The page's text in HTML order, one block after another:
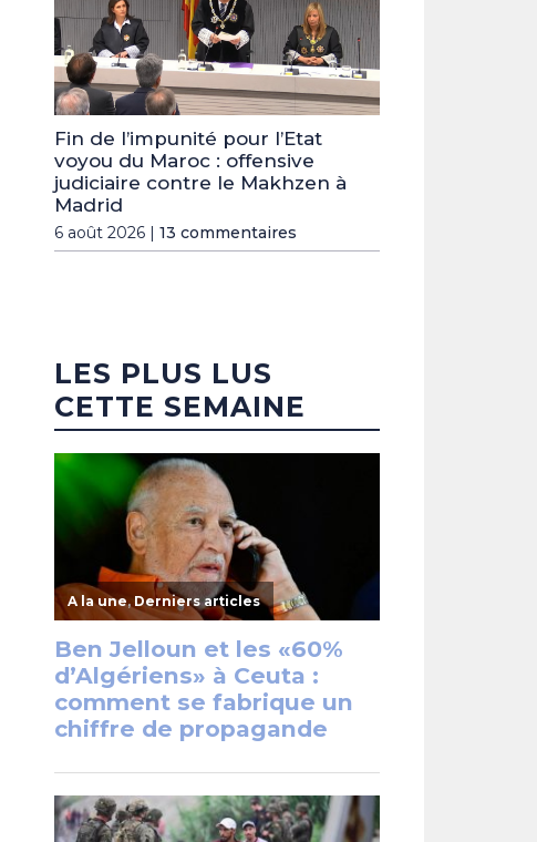
Fin de l’impunité pour l’Etat
voyou du Maroc : offensive
judiciaire contre le Makhzen à
Madrid
6 août 2026 | 13 commentaires
LES PLUS LUS
CETTE SEMAINE